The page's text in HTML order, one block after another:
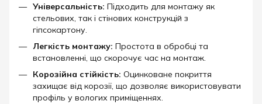
Універсальність: Підходить для монтажу як
стельових, так і стінових конструкцій з
гіпсокартону.
Легкість монтажу: Простота в обробці та
встановленні, що скорочує час на монтаж.
Корозійна стійкість: Оцинковане покриття
захищає від корозії, що дозволяє використовувати
профіль у вологих приміщеннях.​